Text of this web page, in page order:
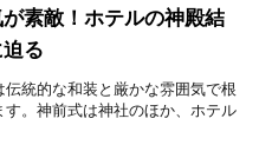
素敵！ホテルの神殿結
る
伝統的な和装と厳かな雰囲気で根
す。神前式は神社のほか、ホテル